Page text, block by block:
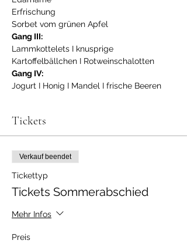
Erfrischung
Sorbet vom grünen Apfel
Gang III:
Lammkottelets I knusprige
Kartoffelbällchen I Rotweinschalotten
Gang IV:
Jogurt I Honig I Mandel I frische Beeren
Tickets
Verkauf beendet
Tickettyp
Tickets Sommerabschied
Mehr Infos
Preis